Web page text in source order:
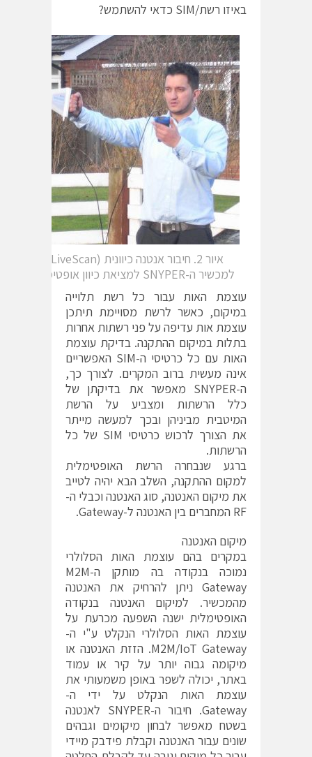
באיזו רשת/SIM כדאי להשתמש?
למכשיר ה-SNYPER למציאת כיוון אופטימלי
עוצמת האות עבור כל רשת תלוייה
במיקום, כאשר לרשת מסויימת תיתכן
עוצמת אות עדיפה על פני רשתות אחרות
בתלות במיקום ההתקנה. בדיקת עוצמת
האות עם כל כרטיסי ה-SIM האפשריים
אינה מעשית ברוב המקרים. לצורך כך,
ה-SNYPER מאפשר את בדיקתן של
כלל הרשתות ומצביע על הרשת
המיטבית מביניהן ובכך למעשה מייתר
את הצורך לרכוש כרטיסי SIM של כל
הרשתות.
ברגע שנבחרה הרשת האופטימלית
למקום ההתקנה, השלב הבא יהיה לטייב
את מיקום האנטנה, סוג האנטנה וכבלי ה-
RF המחברים בין האנטנה ל-Gateway.
מיקום האנטנה
במקרים בהם עוצמת האות הסלולרי
נמוכה בנקודה בה מותקן ה-M2M
Gateway ניתן להרחיק את האנטנה
מהמכשיר. למיקום האנטנה בנקודה
האופטימלית ישנה השפעה מכרעת על
עוצמת האות הסלולרי הנקלט ע"י ה-
M2M/IoT Gateway. הזזת האנטנה או
מיקומה גבוה יותר על קיר או עמוד
באתר, יכולה לשפר באופן משמעותי את
עוצמת האות הנקלט על ידי ה-
Gateway. חיבור ה-SNYPER לאנטנה
בשטח מאפשר לבחון מיקומים וגבהים
שונים עבור האנטנה וקבלת פידבק מיידי